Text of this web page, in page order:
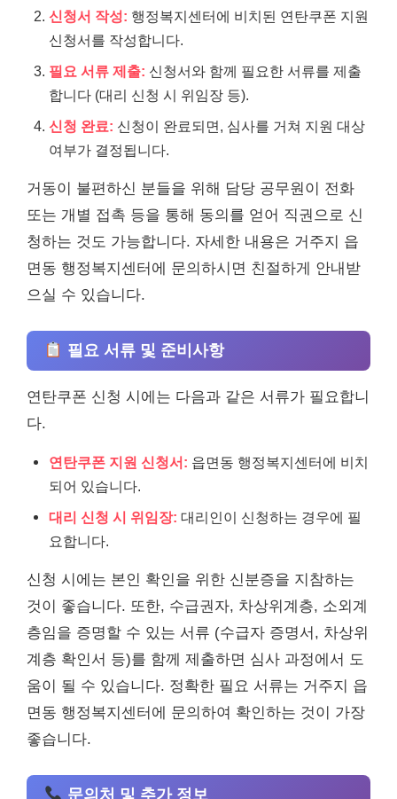
신청서 작성: 행정복지센터에 비치된 연탄쿠폰 지원
신청서를 작성합니다.
필요 서류 제출: 신청서와 함께 필요한 서류를 제출
합니다 (대리 신청 시 위임장 등).
신청 완료: 신청이 완료되면, 심사를 거쳐 지원 대상
여부가 결정됩니다.
거동이 불편하신 분들을 위해 담당 공무원이 전화
또는 개별 접촉 등을 통해 동의를 얻어 직권으로 신
청하는 것도 가능합니다. 자세한 내용은 거주지 읍
면동 행정복지센터에 문의하시면 친절하게 안내받
으실 수 있습니다.
필요 서류 및 준비사항
연탄쿠폰 신청 시에는 다음과 같은 서류가 필요합니
다.
연탄쿠폰 지원 신청서: 읍면동 행정복지센터에 비치
되어 있습니다.
대리 신청 시 위임장: 대리인이 신청하는 경우에 필
요합니다.
신청 시에는 본인 확인을 위한 신분증을 지참하는
것이 좋습니다. 또한, 수급권자, 차상위계층, 소외계
층임을 증명할 수 있는 서류 (수급자 증명서, 차상위
계층 확인서 등)를 함께 제출하면 심사 과정에서 도
움이 될 수 있습니다. 정확한 필요 서류는 거주지 읍
면동 행정복지센터에 문의하여 확인하는 것이 가장
좋습니다.
문의처 및 추가 정보